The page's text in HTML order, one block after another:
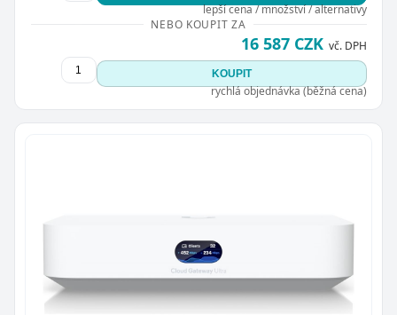
lepší cena / množství / alternativy
NEBO KOUPIT ZA
16 587 CZK vč. DPH
KOUPIT
rychlá objednávka (běžná cena)